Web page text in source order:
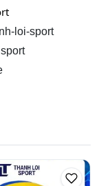
loi-sport